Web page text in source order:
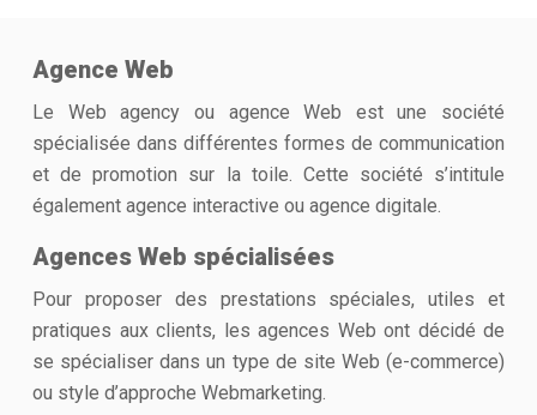
Agence Web
Le Web agency ou agence Web est une société
spécialisée dans différentes formes de communication
et de promotion sur la toile. Cette société s’intitule
également agence interactive ou agence digitale.
Agences Web spécialisées
Pour proposer des prestations spéciales, utiles et
pratiques aux clients, les agences Web ont décidé de
se spécialiser dans un type de site Web (e-commerce)
ou style d’approche Webmarketing.